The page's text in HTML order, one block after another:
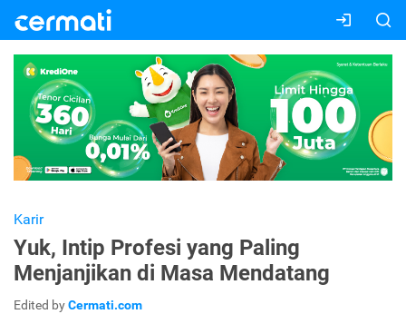
Karir
Yuk, Intip Profesi yang Paling
Menjanjikan di Masa Mendatang
Edited byCermati.com